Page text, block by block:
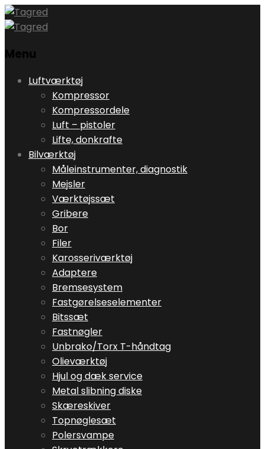
Menu
Skip
content
Luftværktøj
Kompressor
Kompressordele
Luft – pistoler
Lifte, donkrafte
Bilværktøj
Måleinstrumenter, diagnostik
Mejsler
Værktøjssæt
Gribere
Bor
Filer
Karosseriværktøj
Adaptere
Bremsesystem
Fastgørelseselementer
Bitssæt
Fastnøgler
Unbrako/Torx T-håndtag
Olieværktøj
Hjul og dæk service
Metal slibning diske
Skæreskiver
Topnøglesæt
Polersvampe